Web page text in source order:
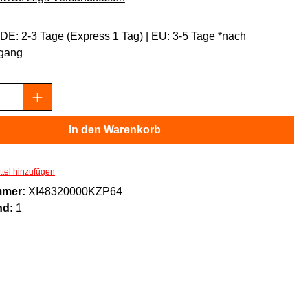
2-3 Tage (Express 1 Tag) | EU: 3-5 Tage *nach
Gib den gewünschten Wert ein
In den Warenkorb
hinzufügen
XI48320000KZP64
1